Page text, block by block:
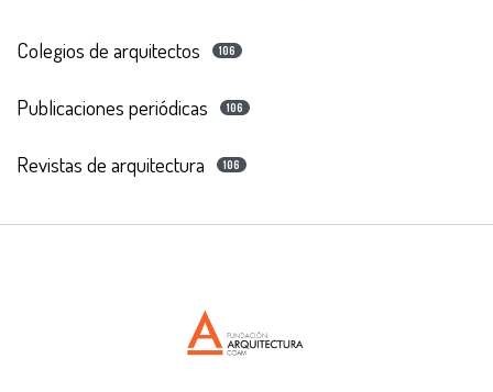
Colegios de arquitectos 106
Publicaciones periódicas 106
Revistas de arquitectura 106